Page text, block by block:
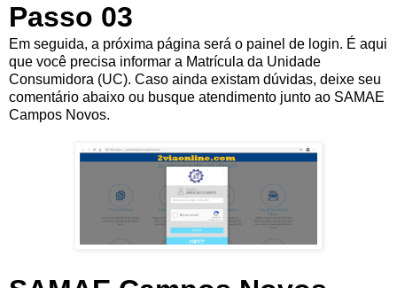
Passo 03
Em seguida, a próxima página será o painel de login. É aqui
que você precisa informar a Matrícula da Unidade
Consumidora (UC). Caso ainda existam dúvidas, deixe seu
comentário abaixo ou busque atendimento junto ao SAMAE
Campos Novos.